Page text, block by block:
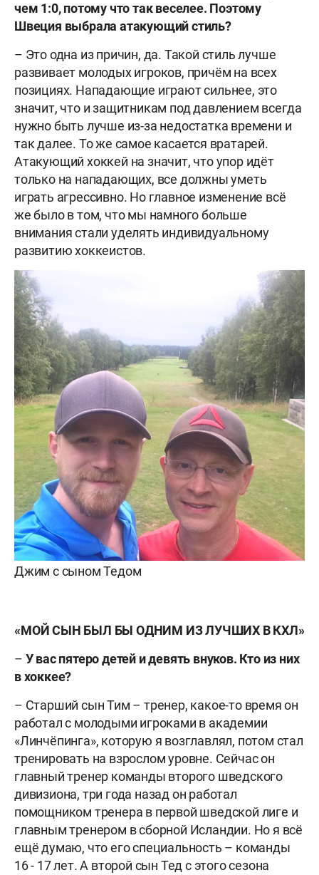
чем 1:0, потому что так веселее. Поэтому
Швеция выбрала атакующий стиль?
– Это одна из причин, да. Такой стиль лучше
развивает молодых игроков, причём на всех
позициях. Нападающие играют сильнее, это
значит, что и защитникам под давлением всегда
нужно быть лучше из-за недостатка времени и
так далее. То же самое касается вратарей.
Атакующий хоккей на значит, что упор идёт
только на нападающих, все должны уметь
играть агрессивно. Но главное изменение всё
же было в том, что мы намного больше
внимания стали уделять индивидуальному
развитию хоккеистов.
Джим с сыном Тедом
«МОЙ СЫН БЫЛ БЫ ОДНИМ ИЗ ЛУЧШИХ В КХЛ»
– У вас пятеро детей и девять внуков. Кто из них
в хоккее?
– Старший сын Тим – тренер, какое-то время он
работал с молодыми игроками в академии
«Линчёпинга», которую я возглавлял, потом стал
тренировать на взрослом уровне. Сейчас он
главный тренер команды второго шведского
дивизиона, три года назад он работал
помощником тренера в первой шведской лиге и
главным тренером в сборной Исландии. Но я всё
ещё думаю, что его специальность – команды
16 - 17 лет. А второй сын Тед с этого сезона